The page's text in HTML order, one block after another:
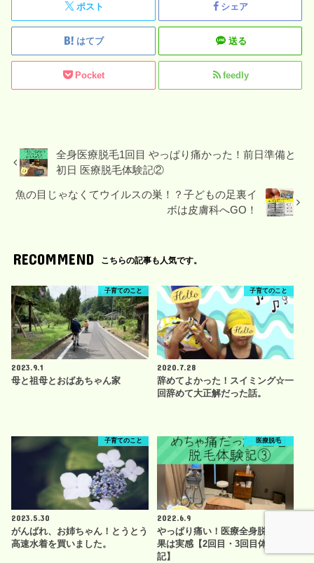
ポスト シェア
はてブ 送る
Pocket feedly
全身医療脱毛1回目 やっぱり痛かった！前日準備と
初日 医療脱毛体験記②
魚の目じゃなくてウイルスの巣！？子どもの足裏イ
ボは皮膚科へGO！
RECOMMEND こちらの記事も人気です。
子育てのこと
2023.9.1
母と祖母とおばあちゃん家
子育てのこと
2020.7.28
辞めてよかった！スイミング☆一
回辞めて大正解だった話。
子育てのこと
2023.5.30
がんばれ、お姉ちゃん！とうとう
高速水着を買いました。
医療脱毛
2022.6.9
やっぱり痛い！医療全身脱毛 効
果は実感【2回目・3回目体験
記】